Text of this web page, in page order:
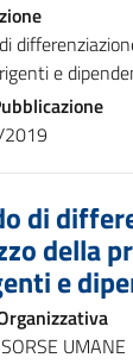
e
di
della
e
UMANE